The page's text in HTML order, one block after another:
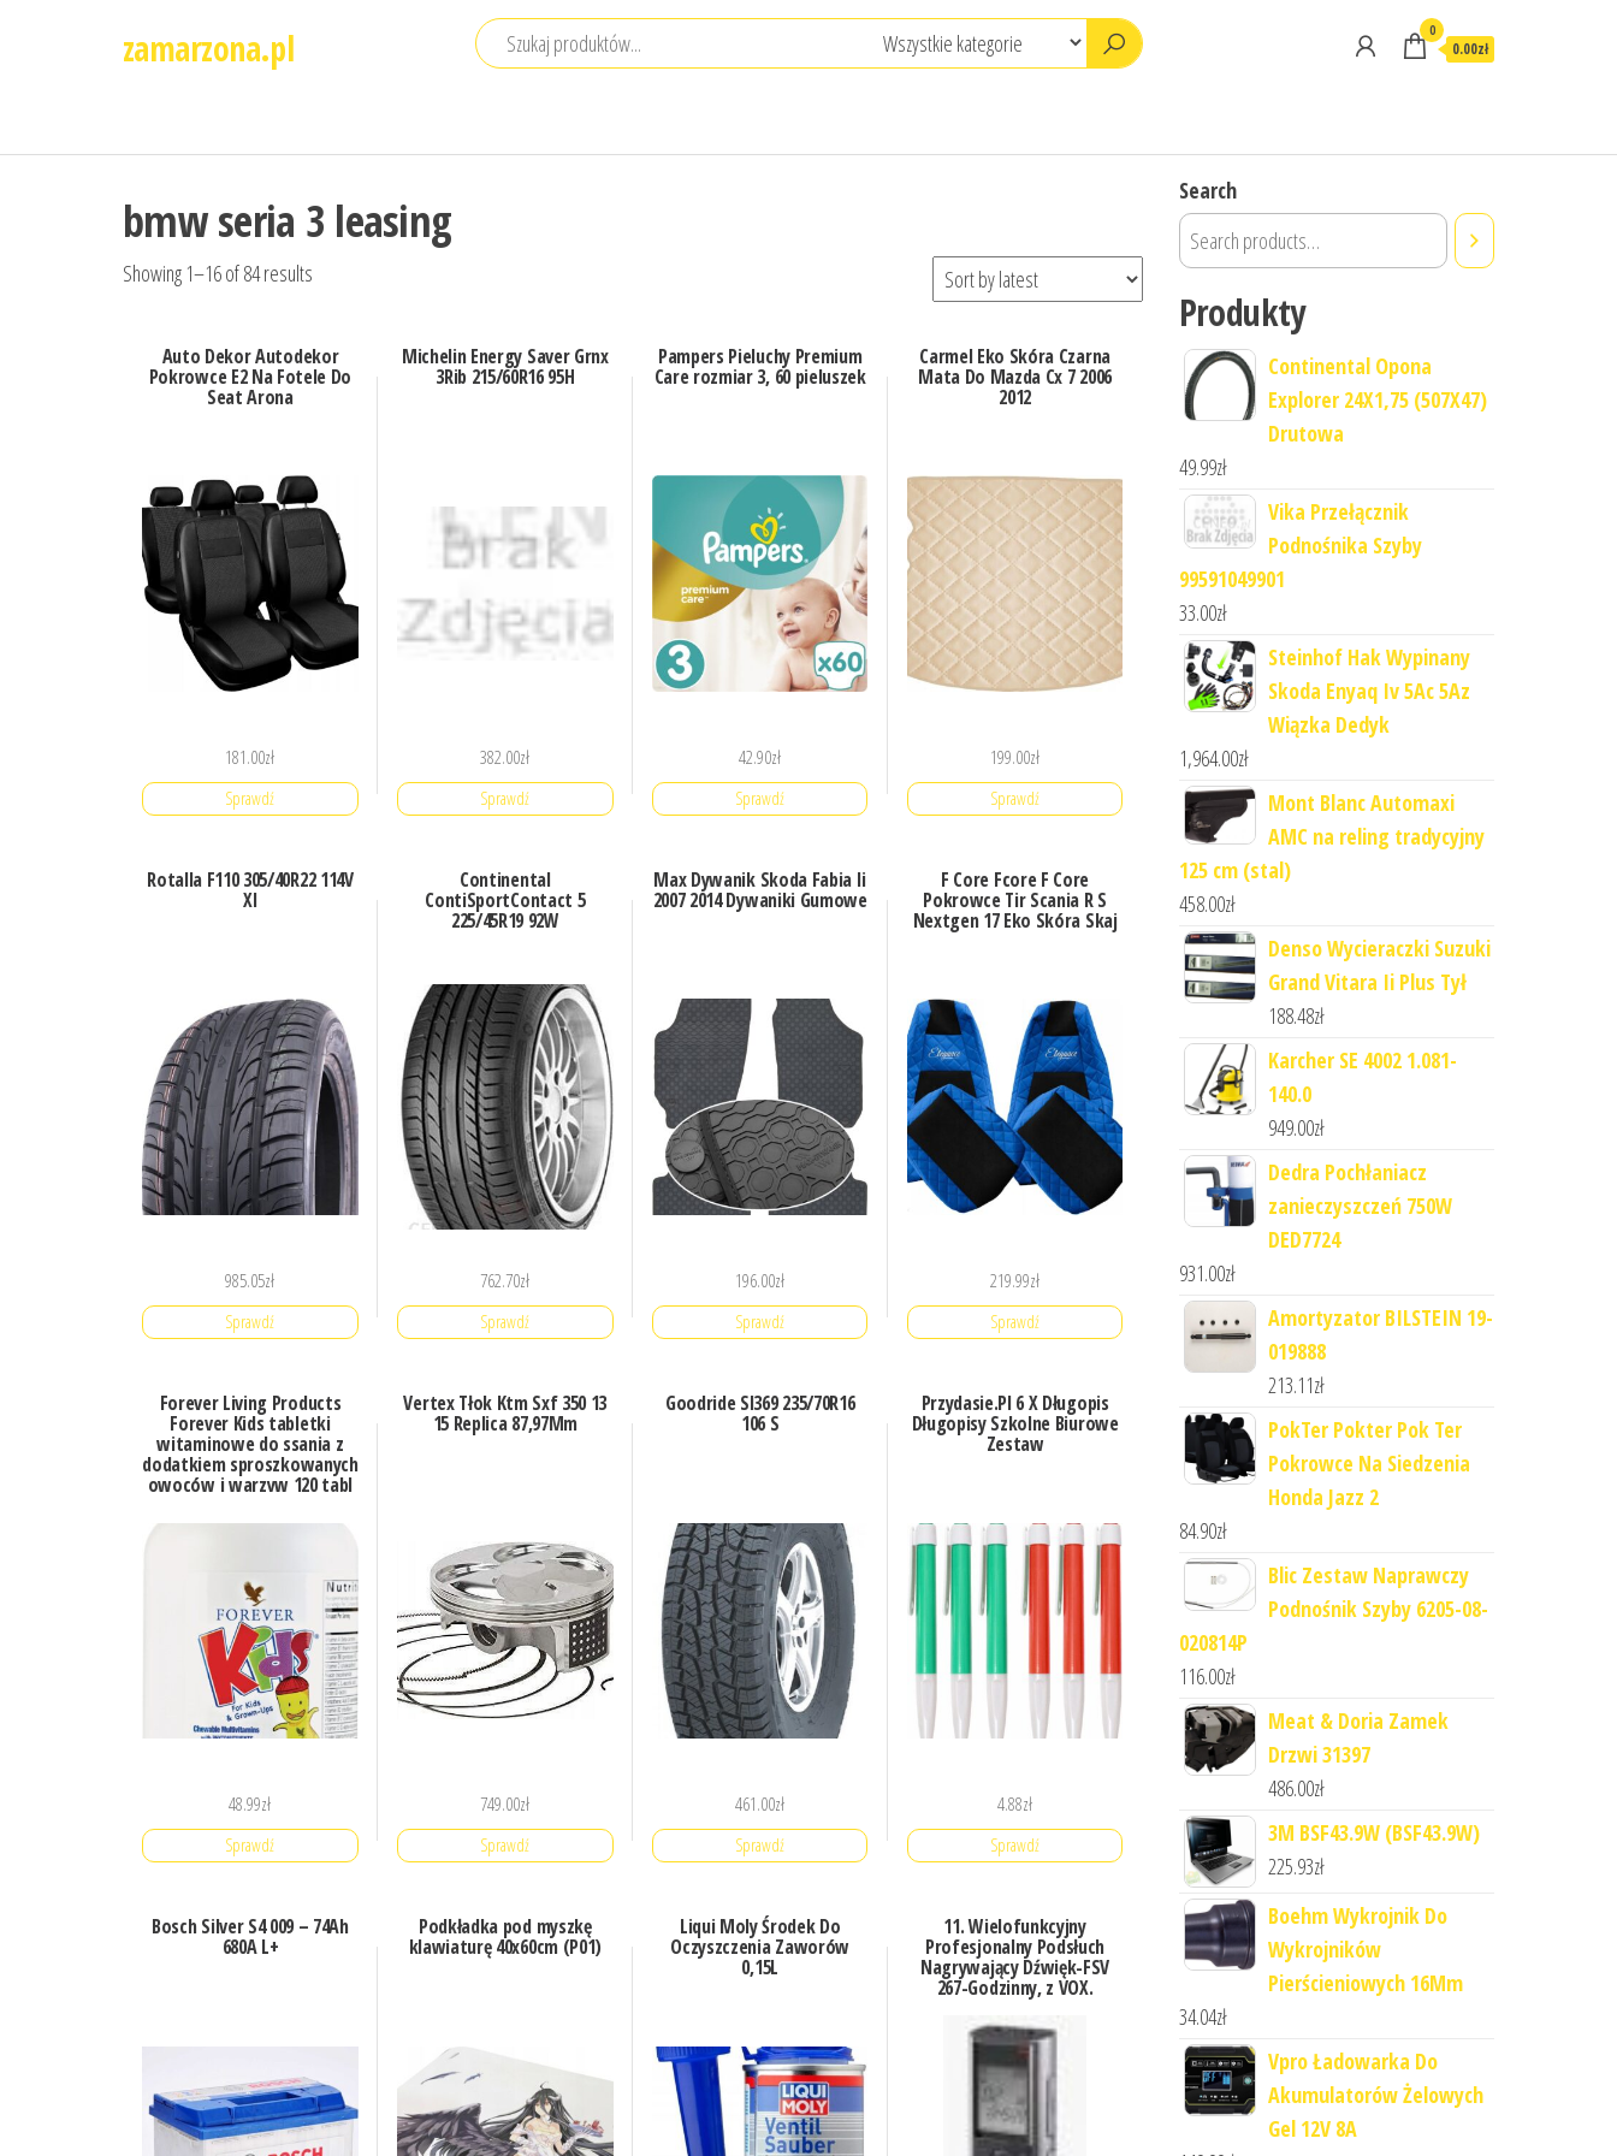
zamarzona.pl 0
0.00zł
bmw seria 3 leasing
Showing 1–16 of 84 results
Auto Dekor Autodekor
Pokrowce E2 Na Fotele Do
Seat Arona
181.00zł
Sprawdź
Michelin Energy Saver Grnx
3Rib 215/60R16 95H
382.00zł
Sprawdź
Pampers Pieluchy Premium
Care rozmiar 3, 60 pieluszek
42.90zł
Sprawdź
Carmel Eko Skóra Czarna
Mata Do Mazda Cx 7 2006
2012
199.00zł
Sprawdź
Rotalla F110 305/40R22 114V
Xl
985.05zł
Sprawdź
Continental
ContiSportContact 5
225/45R19 92W
762.70zł
Sprawdź
Max Dywanik Skoda Fabia Ii
2007 2014 Dywaniki Gumowe
196.00zł
Sprawdź
F Core Fcore F Core
Pokrowce Tir Scania R S
Nextgen 17 Eko Skóra Skaj
219.99zł
Sprawdź
Forever Living Products
Forever Kids tabletki
witaminowe do ssania z
dodatkiem sproszkowanych
owoców i warzyw 120 tabl
48.99zł
Sprawdź
Vertex Tłok Ktm Sxf 350 13
15 Replica 87,97Mm
749.00zł
Sprawdź
Goodride Sl369 235/70R16
106 S
461.00zł
Sprawdź
Przydasie.Pl 6 X Długopis
Długopisy Szkolne Biurowe
Zestaw
4.88zł
Sprawdź
Bosch Silver S4 009 – 74Ah
680A L+
Podkładka pod myszkę
klawiaturę 40x60cm (P01)
Liqui Moly Środek Do
Oczyszczenia Zaworów
0,15L
11. Wielofunkcyjny
Profesjonalny Podsłuch
Nagrywający Dźwięk-FSV
267-Godzinny, z VOX.
Search
Produkty
Continental Opona
Explorer 24X1,75 (507X47)
Drutowa
49.99zł
Vika Przełącznik
Podnośnika Szyby
99591049901
33.00zł
Steinhof Hak Wypinany
Skoda Enyaq Iv 5Ac 5Az
Wiązka Dedyk
1,964.00zł
Mont Blanc Automaxi
AMC na reling tradycyjny
125 cm (stal)
458.00zł
Denso Wycieraczki Suzuki
Grand Vitara Ii Plus Tył
188.48zł
Karcher SE 4002 1.081-
140.0
949.00zł
Dedra Pochłaniacz
zanieczyszczeń 750W
DED7724
931.00zł
Amortyzator BILSTEIN 19-
019888
213.11zł
PokTer Pokter Pok Ter
Pokrowce Na Siedzenia
Honda Jazz 2
84.90zł
Blic Zestaw Naprawczy
Podnośnik Szyby 6205-08-
020814P
116.00zł
Meat & Doria Zamek
Drzwi 31397
486.00zł
3M BSF43.9W (BSF43.9W)
225.93zł
Boehm Wykrojnik Do
Wykrojników
Pierścieniowych 16Mm
34.04zł
Vpro Ładowarka Do
Akumulatorów Żelowych
Gel 12V 8A